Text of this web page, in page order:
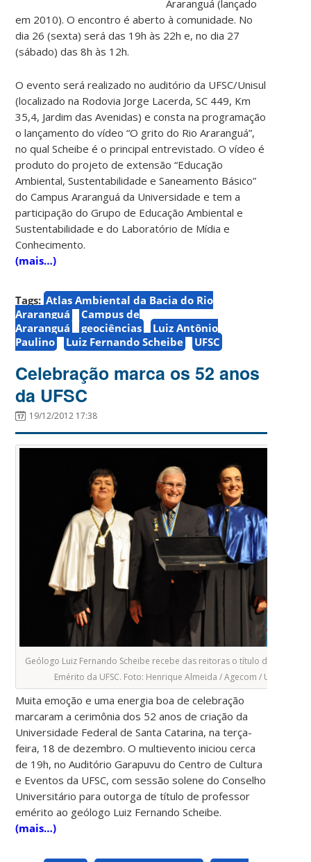
Araranguá (lançado
em 2010). O encontro é aberto à comunidade. No
dia 26 (sexta) será das 19h às 22h e, no dia 27
(sábado) das 8h às 12h.
O evento será realizado no auditório da UFSC/Unisul
(localizado na Rodovia Jorge Lacerda, SC 449, Km
35,4, Jardim das Avenidas) e consta na programação
o lançamento do vídeo “O grito do Rio Araranguá”,
no qual Scheibe é o principal entrevistado. O vídeo é
produto do projeto de extensão “Educação
Ambiental, Sustentabilidade e Saneamento Básico”
do Campus Araranguá da Universidade e tem a
participação do Grupo de Educação Ambiental e
Sustentabilidade e do Laboratório de Mídia e
Conhecimento.
(mais…)
Tags: Atlas Ambiental da Bacia do Rio
Araranguá
Campus de
Araranguá
geociências
Luiz Antônio
Paulino
Luiz Fernando Scheibe UFSC
Celebração marca os 52 anos
da UFSC
19/12/2012 17:38
Geólogo Luiz Fernando Scheibe recebe das reitoras o título de
Emérito da UFSC. Foto: Henrique Almeida / Agecom / UFSC
Muita emoção e uma energia boa de celebração
marcaram a cerimônia dos 52 anos de criação da
Universidade Federal de Santa Catarina, na terça-
feira, 18 de dezembro. O multievento iniciou cerca
de 19h, no Auditório Garapuvu do Centro de Cultura
e Eventos da UFSC, com sessão solene do Conselho
Universitário para outorga de título de professor
emérito ao geólogo Luiz Fernando Scheibe.
(mais…)